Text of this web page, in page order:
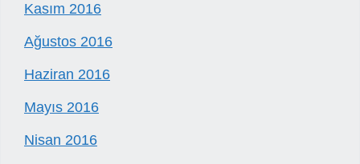
Kasım 2016
Ağustos 2016
Haziran 2016
Mayıs 2016
Nisan 2016